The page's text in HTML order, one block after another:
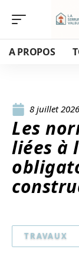
A PROPOS
8 juillet 2026
Les
liées à
TRAVAUX